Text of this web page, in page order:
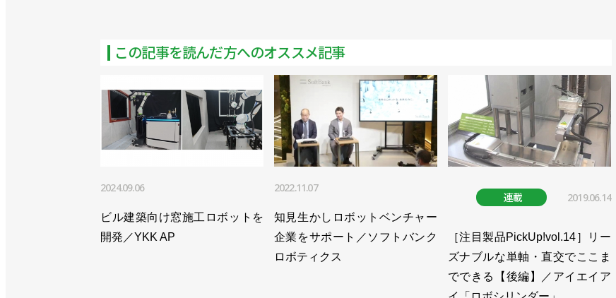
この記事を読んだ方へのオススメ記事
2024.09.06
ビル建築向け窓施工ロボットを
開発／YKK AP
2022.11.07
知見生かしロボットベンチャー
企業をサポート／ソフトバンク
ロボティクス
連載 2019.06.14
［注目製品PickUp!vol.14］リー
ズナブルな単軸・直交でここま
でできる【後編】／アイエイア